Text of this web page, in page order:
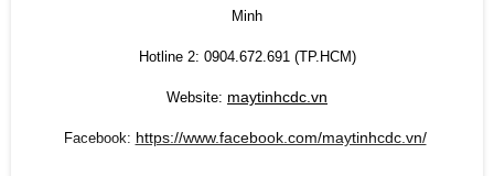
Minh
Hotline 2: 0904.672.691 (TP.HCM)
Website: maytinhcdc.vn
Facebook: https://www.facebook.com/maytinhcdc.vn/